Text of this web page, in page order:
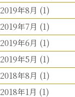
2019年8月 (1)
2019年7月 (1)
2019年6月 (1)
2019年5月 (1)
2018年8月 (1)
2018年1月 (1)